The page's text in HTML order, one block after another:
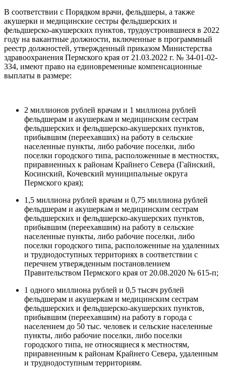
В соответствии с Порядком врачи, фельдшеры, а также
акушерки и медицинские сестры фельдшерских и
фельдшерско-акушерских пунктов, трудоустроившиеся в 2022
году на вакантные должности, включенные в программный
реестр должностей, утвержденный приказом Министерства
здравоохранения Пермского края от 21.03.2022 г. № 34-01-02-
334, имеют право на единовременные компенсационные
выплаты в размере:
2 миллионов рублей врачам и 1 миллиона рублей
фельдшерам и акушеркам и медицинским сестрам
фельдшерских и фельдшерско-акушерских пунктов,
прибывшим (переехавших) на работу в сельские
населенные пункты, либо рабочие поселки, либо
поселки городского типа, расположенные в местностях,
приравненных к районам Крайнего Севера (Гайнский,
Косинский, Кочевский муниципальные округа
Пермского края);
1,5 миллиона рублей врачам и 0,75 миллиона рублей
фельдшерам и акушеркам и медицинским сестрам
фельдшерских и фельдшерско-акушерских пунктов,
прибывшим (переехавшим) на работу в сельские
населенные пункты, либо рабочие поселки, либо
поселки городского типа, расположенные на удаленных
и труднодоступных территориях в соответствии с
перечнем утвержденным постановлением
Правительством Пермского края от 20.08.2020 № 615-п;
1 одного миллиона рублей и 0,5 тысяч рублей
фельдшерам и акушеркам и медицинским сестрам
фельдшерских и фельдшерско-акушерских пунктов,
прибывшим (переехавшим) на работу в города с
населением до 50 тыс. человек и сельские населенные
пункты, либо рабочие поселки, либо поселки
городского типа, не относящиеся к местностям,
приравненным к районам Крайнего Севера, удаленным
и труднодоступным территориям.